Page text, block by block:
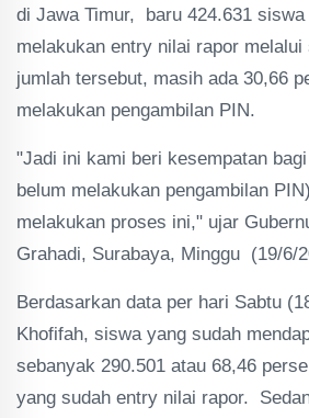
di Jawa Timur, baru 424.631 siswa
melakukan entry nilai rapor
jumlah tersebut, masih ada 30,66
melakukan pengambilan PIN.
"Jadi ini kami beri kesempatan
belum melakukan pengambilan
melakukan proses ini," ujar
Grahadi, Surabaya, Minggu (19/6/
Berdasarkan data per hari Sabtu
Khofifah, siswa yang sudah
sebanyak 290.501 atau 68,46
yang sudah entry nilai rapor.